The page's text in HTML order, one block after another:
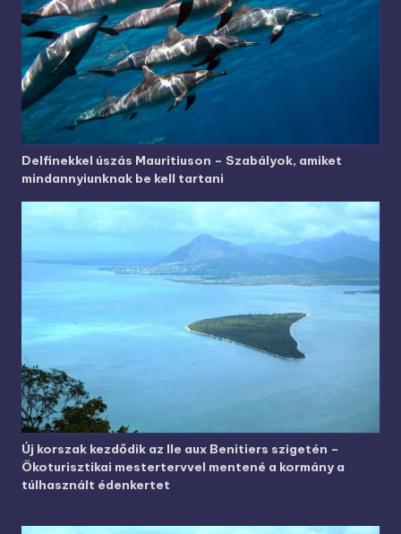
Delfinekkel úszás Mauritiuson – Szabályok, amiket
mindannyiunknak be kell tartani
Új korszak kezdődik az Ile aux Benitiers szigetén –
Ökoturisztikai mestertervvel mentené a kormány a
túlhasznált édenkertet